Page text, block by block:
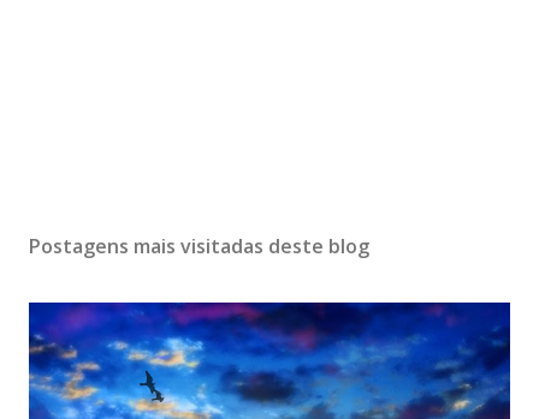
Postagens mais visitadas deste blog